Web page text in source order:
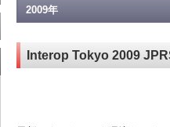
2009年
Interop Tokyo 2009